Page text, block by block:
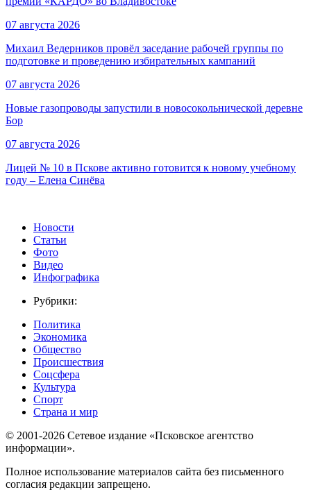
07 августа 2026
Михаил Ведерников провёл заседание рабочей группы по
подготовке и проведению избирательных кампаний
07 августа 2026
Новые газопроводы запустили в новосокольнической деревне
Бор
07 августа 2026
Лицей № 10 в Пскове активно готовится к новому учебному
году – Елена Синёва
Новости
Статьи
Фото
Видео
Инфографика
Рубрики:
Политика
Экономика
Общество
Происшествия
Соцсфера
Культура
Спорт
Страна и мир
© 2001-2026 Сетевое издание «Псковское агентство
информации».
Полное использование материалов сайта без письменного
согласия редакции запрещено.